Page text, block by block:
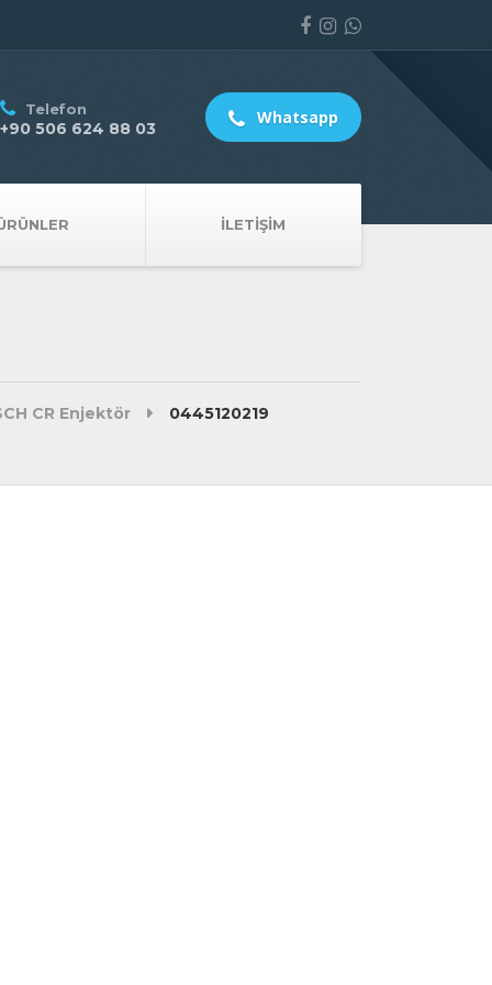
İLETIŞIM
Telefon
+90 506 624 88 03
Whatsapp
CR Enjektör 0445120219